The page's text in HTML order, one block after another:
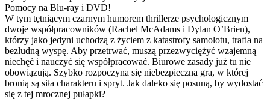
Pomocy na Blu-ray i DVD!
W tym tętniącym czarnym humorem thrillerze psychologicznym
dwoje współpracowników (Rachel McAdams i Dylan O’Brien),
którzy jako jedyni uchodzą z życiem z katastrofy samolotu, trafia na
bezludną wyspę. Aby przetrwać, muszą przezwyciężyć wzajemną
niechęć i nauczyć się współpracować. Biurowe zasady już tu nie
obowiązują. Szybko rozpoczyna się niebezpieczna gra, w której
bronią są siła charakteru i spryt. Jak daleko się posuną, by wydostać
się z tej mrocznej pułapki?